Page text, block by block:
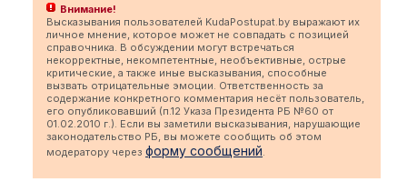
Внимание!
Высказывания пользователей KudaPostupat.by выражают их
личное мнение, которое может не совпадать с позицией
справочника. В обсуждении могут встречаться
некорректные, некомпетентные, необъективные, острые
критические, а также иные высказывания, способные
вызвать отрицательные эмоции. Ответственность за
содержание конкретного комментария несёт пользователь,
его опубликовавший (п.12 Указа Президента РБ №60 от
01.02.2010 г.). Если вы заметили высказывания, нарушающие
законодательство РБ, вы можете сообщить об этом
модератору через форму сообщений.